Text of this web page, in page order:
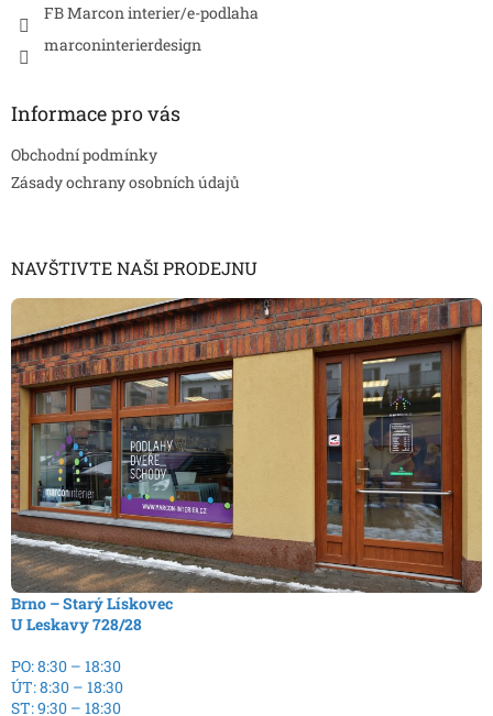
FB Marcon interier/e-podlaha
marconinterierdesign
Informace pro vás
Obchodní podmínky
Zásady ochrany osobních údajů
NAVŠTIVTE NAŠI PRODEJNU
Brno – Starý Lískovec
U Leskavy 728/28
PO: 8:30 – 18:30
ÚT: 8:30 – 18:30
ST: 9:30 – 18:30